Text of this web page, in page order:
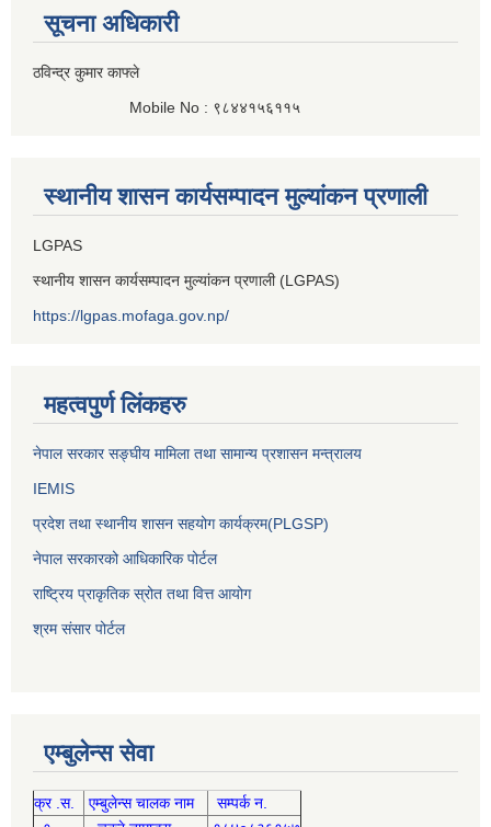
सूचना अधिकारी
ठविन्द्र कुमार काफ्ले
Mobile No : ९८४४१५६११५
स्थानीय शासन कार्यसम्पादन मुल्यांकन प्रणाली
LGPAS
स्थानीय शासन कार्यसम्पादन मुल्यांकन प्रणाली (LGPAS)
https://lgpas.mofaga.gov.np/
महत्वपुर्ण लिंकहरु
नेपाल सरकार सङ्घीय मामिला तथा सामान्य प्रशासन मन्त्रालय
IEMIS
प्रदेश तथा स्थानीय शासन सहयोग कार्यक्रम(PLGSP)
नेपाल सरकारको आधिकारिक पोर्टल
राष्ट्रिय प्राकृतिक स्रोत तथा वित्त आयोग
श्रम संसार पोर्टल
एम्बुलेन्स सेवा
क्र .स. एम्बुलेन्स चालक नाम
सम्पर्क न.